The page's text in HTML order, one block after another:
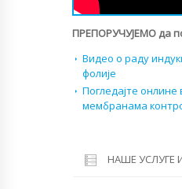
ПРЕПОРУЧУЈЕМО да
Видео о раду
фолије
Погледајте
мембранама
НАШЕ УСЛУГЕ